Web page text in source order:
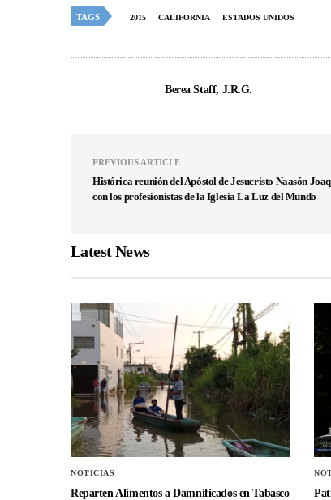
TAGS 2015 CALIFORNIA ESTADOS UNIDOS
Berea Staff, J.R.G.
PREVIOUS ARTICLE
Histórica reunión del Apóstol de Jesucristo Naasón
con los profesionistas de la Iglesia La Luz del Mundo
Latest News
NOTICIAS
Reparten Alimentos a Damnificados en Tabasco